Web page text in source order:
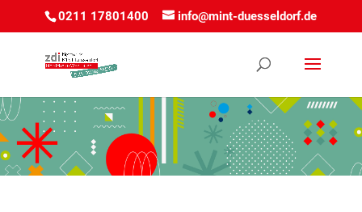
0211 17801400 info@mint-duesseldorf.de